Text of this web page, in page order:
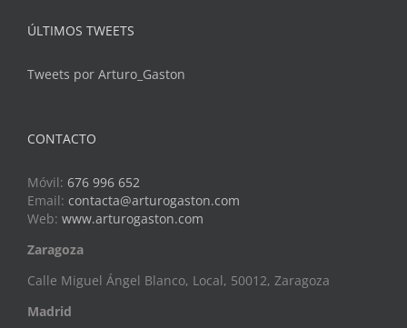
ÚLTIMOS TWEETS
Tweets por Arturo_Gaston
CONTACTO
Móvil: 676 996 652
Email: contacta@arturogaston.com
Web: www.arturogaston.com
Zaragoza
Calle Miguel Ángel Blanco, Local, 50012, Zaragoza
Madrid